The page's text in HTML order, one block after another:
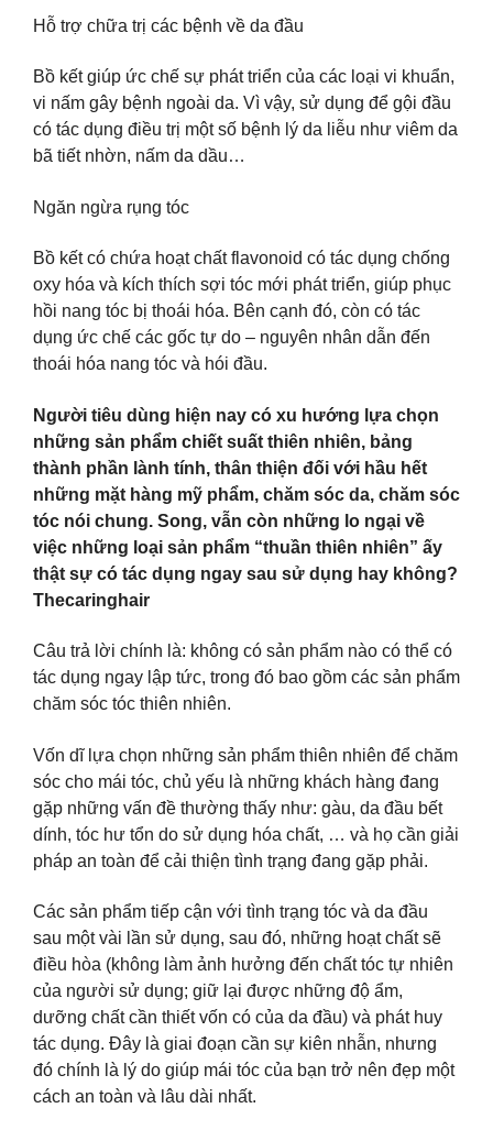
Hỗ trợ chữa trị các bệnh về da đầu
Bồ kết giúp ức chế sự phát triển của các loại vi khuẩn,
vi nấm gây bệnh ngoài da. Vì vậy, sử dụng để gội đầu
có tác dụng điều trị một số bệnh lý da liễu như viêm da
bã tiết nhờn, nấm da dầu…
Ngăn ngừa rụng tóc
Bồ kết có chứa hoạt chất flavonoid có tác dụng chống
oxy hóa và kích thích sợi tóc mới phát triển, giúp phục
hồi nang tóc bị thoái hóa. Bên cạnh đó, còn có tác
dụng ức chế các gốc tự do – nguyên nhân dẫn đến
thoái hóa nang tóc và hói đầu.
Người tiêu dùng hiện nay có xu hướng lựa chọn
những sản phẩm chiết suất thiên nhiên, bảng
thành phần lành tính, thân thiện đối với hầu hết
những mặt hàng mỹ phẩm, chăm sóc da, chăm sóc
tóc nói chung. Song, vẫn còn những lo ngại về
việc những loại sản phẩm “thuần thiên nhiên” ấy
thật sự có tác dụng ngay sau sử dụng hay không?
Thecaringhair
Câu trả lời chính là: không có sản phẩm nào có thể có
tác dụng ngay lập tức, trong đó bao gồm các sản phẩm
chăm sóc tóc thiên nhiên.
Vốn dĩ lựa chọn những sản phẩm thiên nhiên để chăm
sóc cho mái tóc, chủ yếu là những khách hàng đang
gặp những vấn đề thường thấy như: gàu, da đầu bết
dính, tóc hư tổn do sử dụng hóa chất, … và họ cần giải
pháp an toàn để cải thiện tình trạng đang gặp phải.
Các sản phẩm tiếp cận với tình trạng tóc và da đầu
sau một vài lần sử dụng, sau đó, những hoạt chất sẽ
điều hòa (không làm ảnh hưởng đến chất tóc tự nhiên
của người sử dụng; giữ lại được những độ ẩm,
dưỡng chất cần thiết vốn có của da đầu) và phát huy
tác dụng. Đây là giai đoạn cần sự kiên nhẫn, nhưng
đó chính là lý do giúp mái tóc của bạn trở nên đẹp một
cách an toàn và lâu dài nhất.